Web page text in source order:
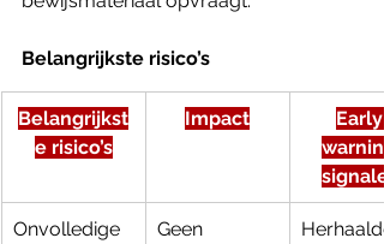
Belangrijkste risico’s
Belangrijkst
e risico’s
Impact
Early
Onvolledige
Geen